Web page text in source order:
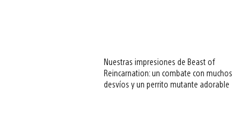
Nuestras impresiones de Beast of
Reincarnation: un combate con muchos
desvíos y un perrito mutante adorable